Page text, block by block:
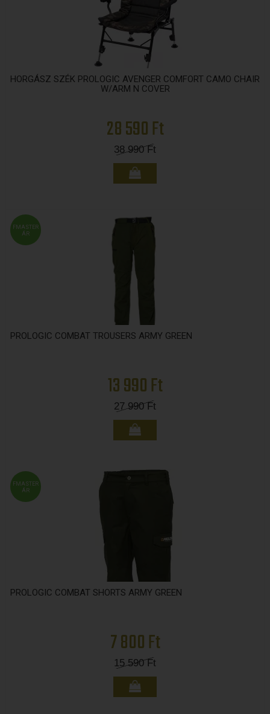
HORGÁSZ SZÉK PROLOGIC AVENGER COMFORT CAMO CHAIR
W/ARM N COVER
28 590 Ft
38 990Ft
FMASTER
ÁR
PROLOGIC COMBAT TROUSERS ARMY GREEN
13 990 Ft
27 990Ft
FMASTER
ÁR
PROLOGIC COMBAT SHORTS ARMY GREEN
7 800 Ft
15 590Ft